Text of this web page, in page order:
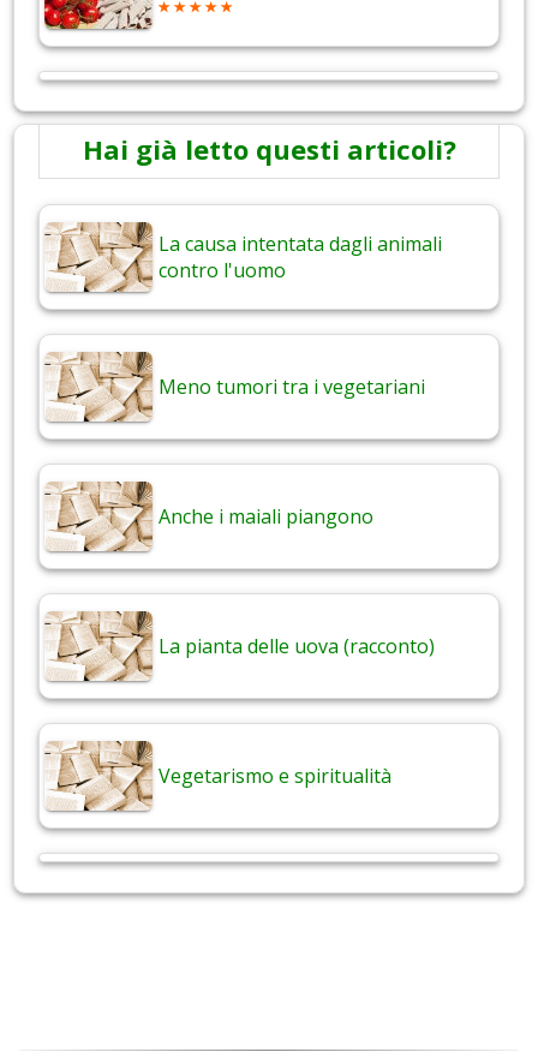
Hai già letto questi articoli?
La causa intentata dagli animali
contro l'uomo
Meno tumori tra i vegetariani
Anche i maiali piangono
La pianta delle uova (racconto)
Vegetarismo e spiritualità